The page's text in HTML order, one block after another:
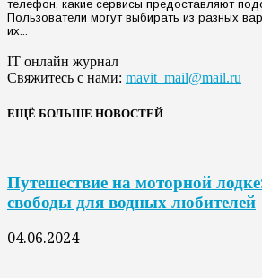
телефон, какие сервисы предоставляют
Пользователи могут выбирать из разных
их...
IT онлайн журнал
Свяжитесь с нами: mavit_mail@mail.ru
ЕЩЁ БОЛЬШЕ НОВОСТЕЙ
Путешествие на моторной
свободы для водных любителей
04.06.2024